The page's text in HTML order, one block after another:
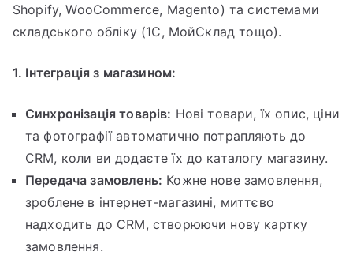
Shopify, WooCommerce, Magento) та системами
складського обліку (1С, МойСклад тощо).
1. Інтеграція з магазином:
Синхронізація товарів: Нові товари, їх опис, ціни
та фотографії автоматично потрапляють до
CRM, коли ви додаєте їх до каталогу магазину.
Передача замовлень: Кожне нове замовлення,
зроблене в інтернет-магазині, миттєво
надходить до CRM, створюючи нову картку
замовлення.